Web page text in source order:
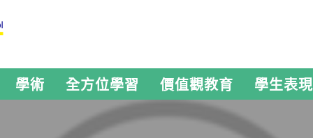
學術 全方位學習 價值觀教育 學生表現